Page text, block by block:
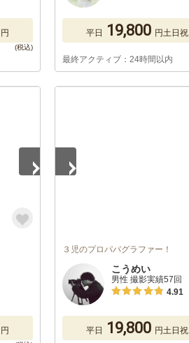
円 平日 19,800 円土日祝
最終アクティブ：24時間以内
円
３児のプロパパグラファー！
こうめい
男性 撮影実績57回
4.91
平日 19,800 円土日祝